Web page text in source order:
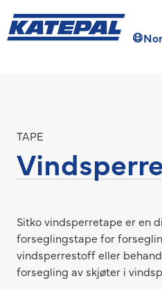
TAPE
Sitko vindsperretape er en
forseglingstape for
vindsperrestoff eller
forsegling av skjøter i